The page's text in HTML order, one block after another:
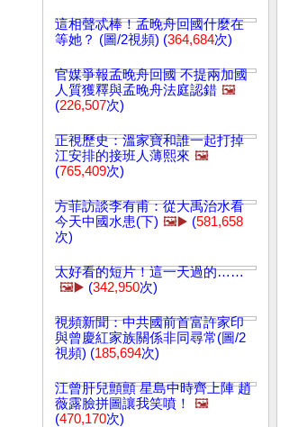
這相聲忒棒！孟晚舟回國什麼在
等她？ (圖/2視頻) (364,684次)
官媒爭報孟晚舟回國 不提兩加國
人質獲釋與孟晚舟法庭認錯 🖼️
(226,507次)
正視歷史：溫家寶和誰一起打掉
江安排的接班人薄熙來 🖼️
(765,409次)
方菲訪談李有甫：從大禹治水看
今天中國水患(下) 🖼️▶️ (581,658
次)
太好看的短片！這一天過的……
🖼️▶️ (342,950次)
視頻新聞：中共國前首富許家印
與曾慶紅家族關係非同尋常(圖/2
視頻) (185,694次)
江曾肝兒顫顫 星島中時齊上陣 趙
薇露臉拼圖讓我笑噴！
🖼️
(470,170次)